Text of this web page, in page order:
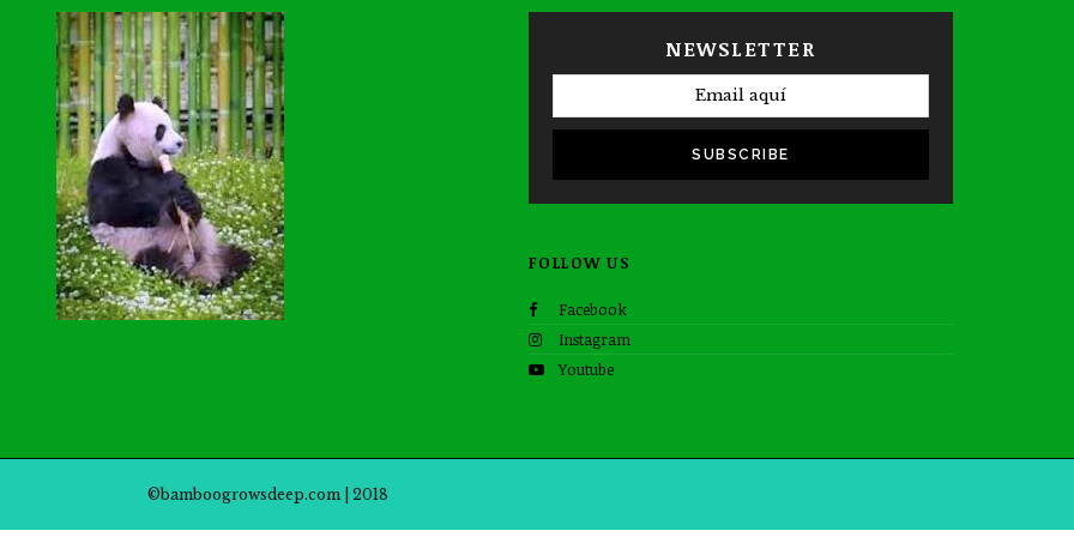
NEWSLETTER
SUBSCRIBE
FOLLOW US
Facebook
Instagram
Youtube
©bamboogrowsdeep.com | 2018